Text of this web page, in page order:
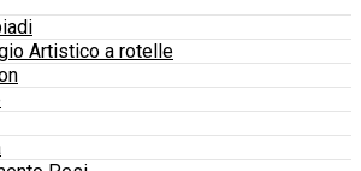
Artistico a rotelle